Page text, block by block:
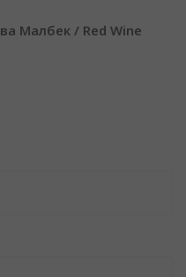
Малбек / Red Wine